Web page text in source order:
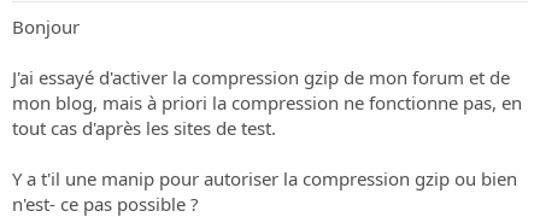
l
d
i
c
s
s
t
Bonjour
J'ai essayé d'activer la compression gzip de mon forum et de
mon blog, mais à priori la compression ne fonctionne pas, en
tout cas d'après les sites de test.
Y a t'il une manip pour autoriser la compression gzip ou bien
n'est- ce pas possible ?